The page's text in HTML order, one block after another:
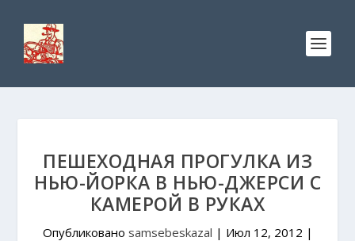
ПЕШЕХОДНАЯ ПРОГУЛКА ИЗ
НЬЮ-ЙОРКА В НЬЮ-ДЖЕРСИ С
КАМЕРОЙ В РУКАХ
Опубликовано samsebeskazal | Июл 12, 2012 |